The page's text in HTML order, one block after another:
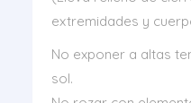
extremidades y
No exponer a altas
sol.